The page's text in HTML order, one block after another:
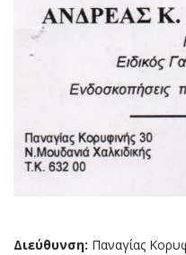
Διεύθυνση: Παναγίας